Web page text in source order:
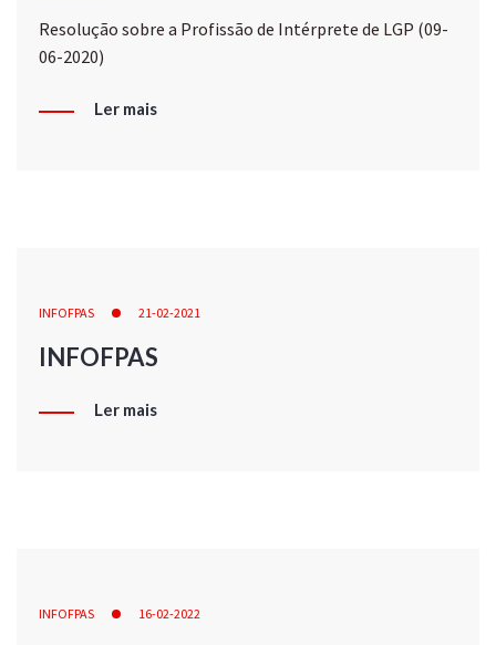
Resolução sobre a Profissão de Intérprete de LGP (09-
06-2020)
Ler mais
INFOFPAS 21-02-2021
INFOFPAS
Ler mais
INFOFPAS 16-02-2022